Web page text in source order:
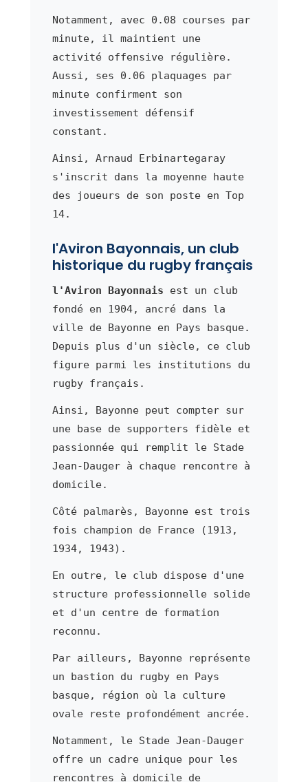
Notamment, avec 0.08 courses par
minute, il maintient une
activité offensive régulière.
Aussi, ses 0.06 plaquages par
minute confirment son
investissement défensif
constant.
Ainsi, Arnaud Erbinartegaray
s'inscrit dans la moyenne haute
des joueurs de son poste en Top
14.
l'Aviron Bayonnais, un club
historique du rugby français
l'Aviron Bayonnais est un club
fondé en 1904, ancré dans la
ville de Bayonne en Pays basque.
Depuis plus d'un siècle, ce club
figure parmi les institutions du
rugby français.
Ainsi, Bayonne peut compter sur
une base de supporters fidèle et
passionnée qui remplit le Stade
Jean-Dauger à chaque rencontre à
domicile.
Côté palmarès, Bayonne est trois
fois champion de France (1913,
1934, 1943).
En outre, le club dispose d'une
structure professionnelle solide
et d'un centre de formation
reconnu.
Par ailleurs, Bayonne représente
un bastion du rugby en Pays
basque, région où la culture
ovale reste profondément ancrée.
Notamment, le Stade Jean-Dauger
offre un cadre unique pour les
rencontres à domicile de